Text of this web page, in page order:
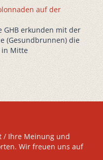
auf der
GHB erkunden mit der
(Gesundbrunnen) die
in Mitte
/ Ihre Meinung und
Wir freuen uns auf